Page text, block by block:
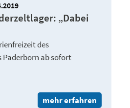
„Dabei
des
Paderborn ab sofort
mehr erfahren